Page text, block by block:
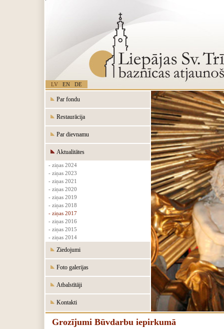
LV EN DE
Par fondu
Restaurācija
Par dievnamu
Aktualitātes
- ziņas 2024
- ziņas 2023
- ziņas 2021
- ziņas 2020
- ziņas 2019
- ziņas 2018
- ziņas 2017
- ziņas 2016
- ziņas 2015
- ziņas 2014
Ziedojumi
Foto galerijas
Atbalstītāji
Kontakti
Grozījumi Būvdarbu iepirkumā